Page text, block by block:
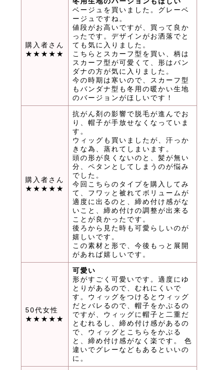
購入者さん
★★★★★
ベージュを買いました。グレーベ
ージュですね。
値段がお高いですが、買って良か
ったです。デザインがお洒落でと
ても気に入りました。
こちらとスカーフ型を買い、柄は
スカーフ型が可愛くて、形はバン
ダナの方が気に入りました。
今の時期は寒いので、スカーフ型
もバンダナ型も冬用の暖かい生地
のバージョンがほしいです！
購入者さん
★★★★★
抗がん剤の影響で脱毛が進んでお
り、帽子が手放せなくなっていま
す。
ウィッグも買いましたが、汗っか
きな為、蒸れてしまいます。
頭の形が良くないのと、髪が無い
分、ペタンとしてしまうのが悩み
でした。
今回こちらのタイプを購入してみ
て、フワッと被れてボリュームが
適度に出るのと、締め付け感がな
いこと、締め付けの調整が出来る
ことが良かったです。
後ろから見た時も可愛らしいのが
嬉しいです。
この素材と形で、今後もっと展開
があれば嬉しいです。
50代女性
★★★★★
可愛い
形がすごく可愛いです。適度にゆ
とりがあるので、むれにくいで
す。ウィッグをつけるとウィッグ
だとバレるので、帽子をかぶるの
ですが、ウィッグに帽子と二重だ
とむれるし、締め付け感があるの
で、ウィッグとこちらをかぶる
と、締め付け感がなく楽です。 色
違いでグレーなどもあるといいの
に。